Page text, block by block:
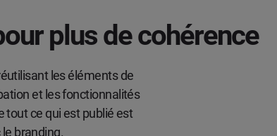
plus de cohérence
les éléments de
et les fonctionnalités
tout ce qui est publié est
branding.